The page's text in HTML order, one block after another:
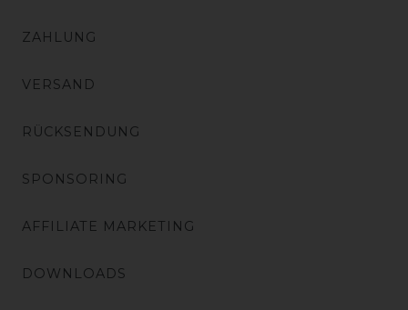
ZAHLUNG
VERSAND
RÜCKSENDUNG
SPONSORING
AFFILIATE MARKETING
DOWNLOADS